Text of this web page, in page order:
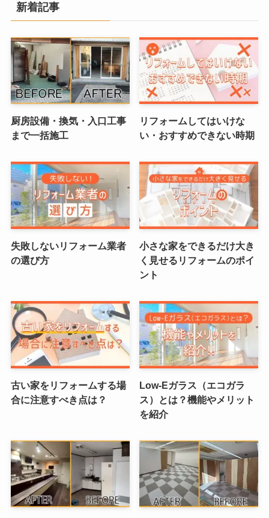
新着記事
厨房設備・換気・入口工事
まで一括施工
リフォームしてはいけな
い・おすすめできない時期
失敗しないリフォーム業者
の選び方
小さな家をできるだけ大き
く見せるリフォームのポイ
ント
古い家をリフォームする場
合に注意すべき点は？
Low-Eガラス（エコガラ
ス）とは？機能やメリット
を紹介